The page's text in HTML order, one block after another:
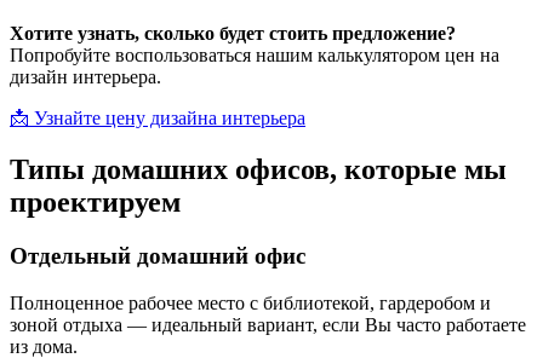
Хотите узнать, сколько будет стоить предложение?
Попробуйте воспользоваться нашим калькулятором цен на
дизайн интерьера.
📩 Узнайте цену дизайна интерьера
Типы домашних офисов, которые мы
проектируем
Отдельный домашний офис
Полноценное рабочее место с библиотекой, гардеробом и
зоной отдыха — идеальный вариант, если Вы часто работаете
из дома.